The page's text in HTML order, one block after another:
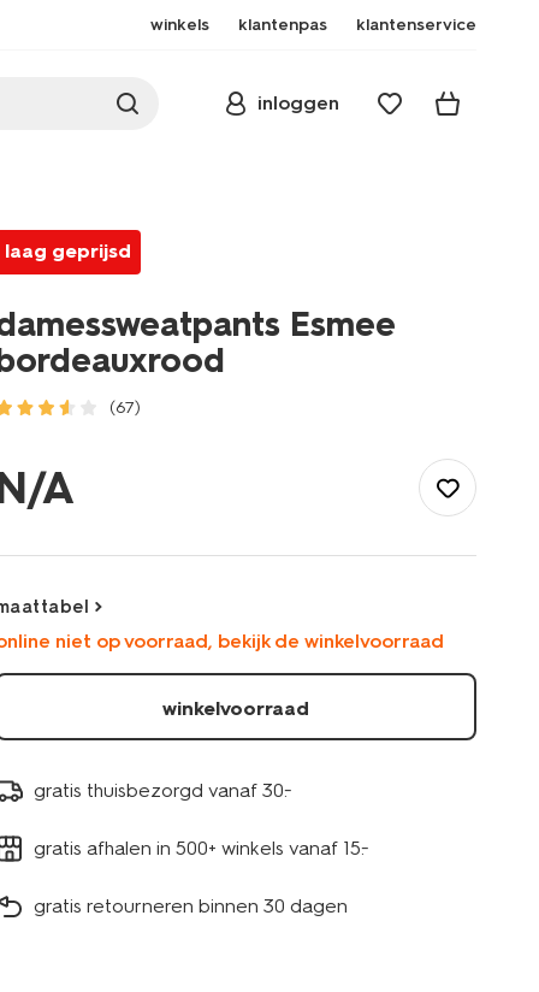
winkels klantenpas klantenservice
inloggen
laag geprijsd
Esmee
(67)
esmee-
bordeauxrood-
36205470BURGUNDYRED.html
A
niet op voorraad, bekijk de winkelvoorraad
winkelvoorraad
gratis thuisbezorgd vanaf 30.-
gratis afhalen in 500+ winkels vanaf 15.-
gratis retourneren binnen 30 dagen